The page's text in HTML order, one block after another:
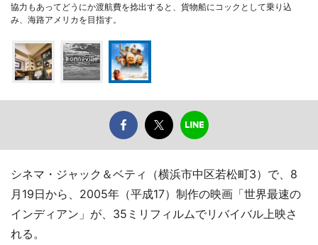
協力もあってどうにか渡航費を捻出すると、貨物船にコックとして乗り込
み、海路アメリカを目指す。
シネマ・ジャック＆ベティ（横浜市中区若松町3）で、8
月19日から、2005年（平成17）制作の映画「世界最速の
インディアン」が、35ミリフィルムでリバイバル上映さ
れる。